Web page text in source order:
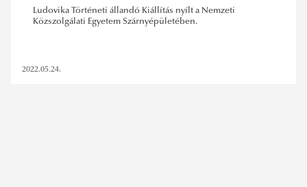
Ludovika Történeti állandó Kiállítás nyílt a Nemzeti
Közszolgálati Egyetem Szárnyépületében.
2022.05.24.